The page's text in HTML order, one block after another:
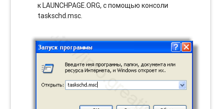
к LAUNCHPAGE.ORG, с помощью консоли
taskschd.msc.